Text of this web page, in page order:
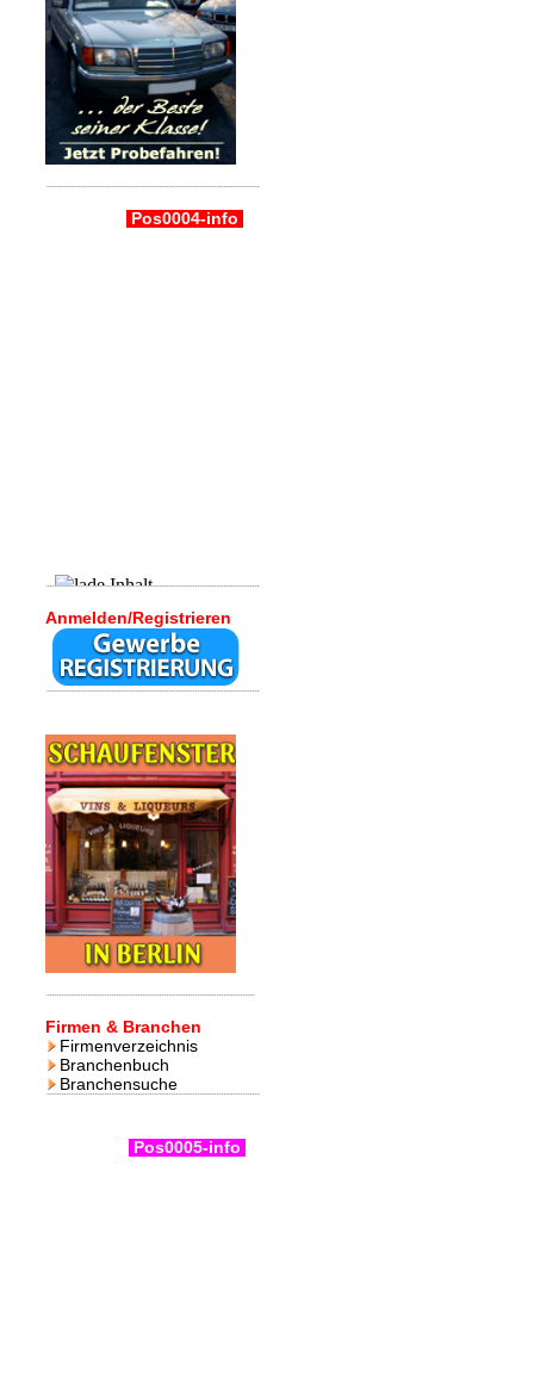
Pos0004-info
Anmelden/Registrieren
Firmen & Branchen
Firmenverzeichnis
Branchenbuch
Branchensuche
Pos0005-info